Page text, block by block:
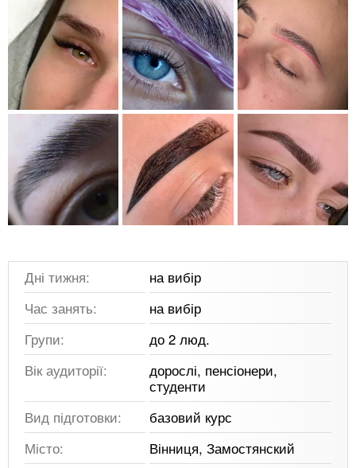
Дні тижня:
на вибір
Час занять:
на вибір
Групи:
до 2 люд.
Вік аудиторії:
дорослі, пенсіонери,
студенти
Вид підготовки:
базовий курс
Місто:
Вінниця, Замостянский